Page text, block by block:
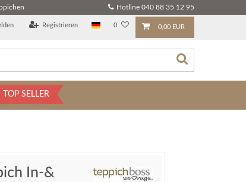
Hotline 040 88 35 12 95
Registrieren 0 0,00 EUR
TOP SELLER
In-&